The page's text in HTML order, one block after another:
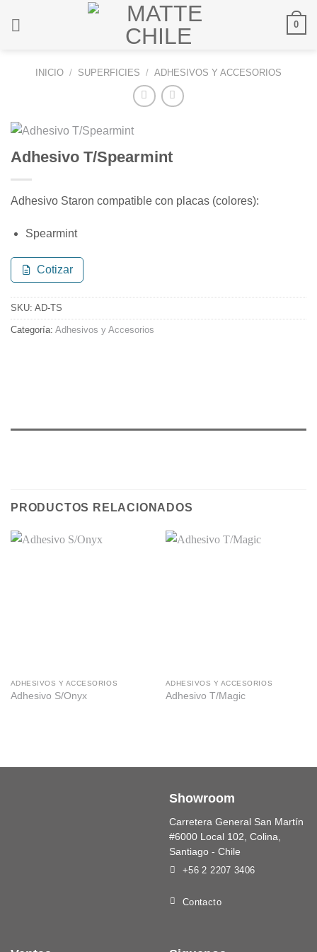
0
INICIO / SUPERFICIES / ADHESIVOS Y ACCESORIOS
Adhesivo T/Spearmint
Adhesivo Staron compatible con placas (colores):
Spearmint
Cotizar
SKU: AD-TS
Categoría: Adhesivos y Accesorios
PRODUCTOS RELACIONADOS
ADHESIVOS Y ACCESORIOS
Adhesivo S/Onyx
ADHESIVOS Y ACCESORIOS
Adhesivo T/Magic
Showroom
Carretera General San Martín
#6000 Local 102, Colina,
Santiago - Chile
+56 2 2207 3406
Contacto